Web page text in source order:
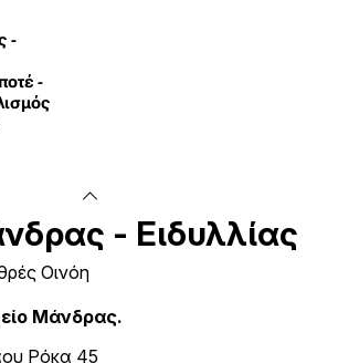
-
-
- Ειδυλλίας
Οινόη
Μάνδρας.
Ρόκα 45